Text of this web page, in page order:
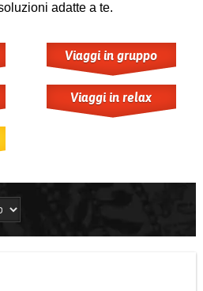
adatte a te.
Viaggi in gruppo
Viaggi in relax